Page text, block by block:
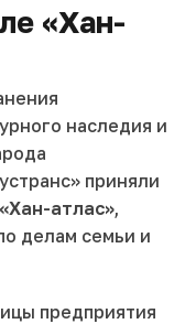
«Хан-
наследия и
приняли
«Хан-атлас»,
делам семьи и
предприятия